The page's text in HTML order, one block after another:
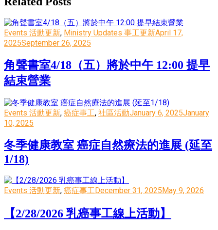
Events 活動更新, Ministry Updates 事工更新April 17,
2025September 26, 2025
角聲書室4/18（五）將於中午 12:00 提早
結束營業
Events 活動更新, 癌症事工, 社區活動January 6, 2025January
10, 2025
冬季健康教室 癌症自然療法的進展 (延至
1/18)
Events 活動更新, 癌症事工December 31, 2025May 9, 2026
【2/28/2026 乳癌事工線上活動】